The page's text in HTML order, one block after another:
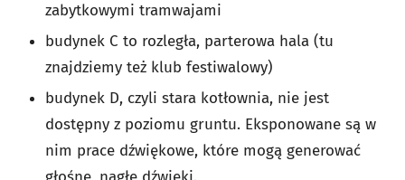
zabytkowymi tramwajami
budynek C to rozległa, parterowa hala (tu
znajdziemy też klub festiwalowy)
budynek D, czyli stara kotłownia, nie jest
dostępny z poziomu gruntu. Eksponowane są w
nim prace dźwiękowe, które mogą generować